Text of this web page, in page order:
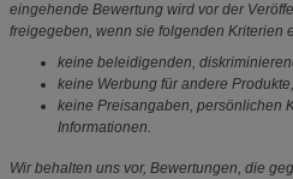
eingehende Bewertung wird vor der
freigegeben, wenn sie folgenden Kriterien
keine beleidigenden,
keine Werbung für andere
keine Preisangaben, persönlichen
Informationen.
Wir behalten uns vor, Bewertungen, die